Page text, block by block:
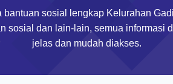
bantuan sosial lengkap Kelurahan
sosial dan lain-lain, semua informasi
jelas dan mudah diakses.